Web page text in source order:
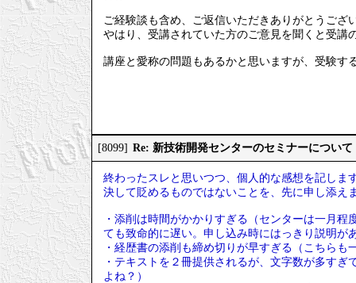
ご経験談も含め、ご返信いただきありがとうござ
やはり、受講されていた方のご意見を聞くと受講
講座と愛称の問題もあるかと思いますが、受験す
[8099] Re: 新技術開発センターのセミナーについて
終わったスレと思いつつ、個人的な感想を記しま
決して貶めるものではないことを、先に申し添え
・添削は時間がかかりすぎる（センターは一月
ても致命的に遅い。申し込み時にはっきり説明が
・経歴書の添削も締め切りが早すぎる（こちらも
・テキストを２冊提供されるが、文字数が多す
よね？）